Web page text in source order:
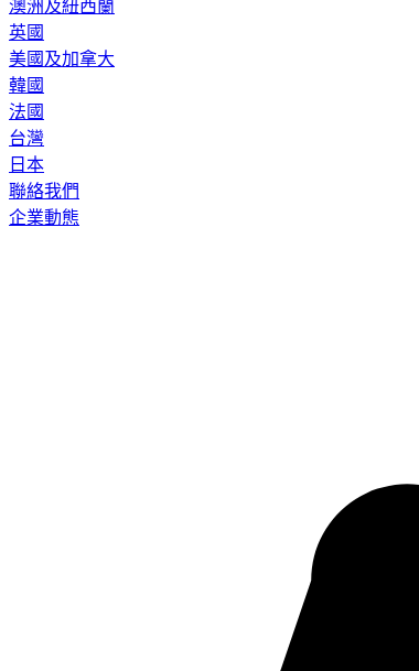
澳洲及紐西蘭
英國
美國及加拿大
韓國
法國
台灣
日本
聯絡我們
企業動態